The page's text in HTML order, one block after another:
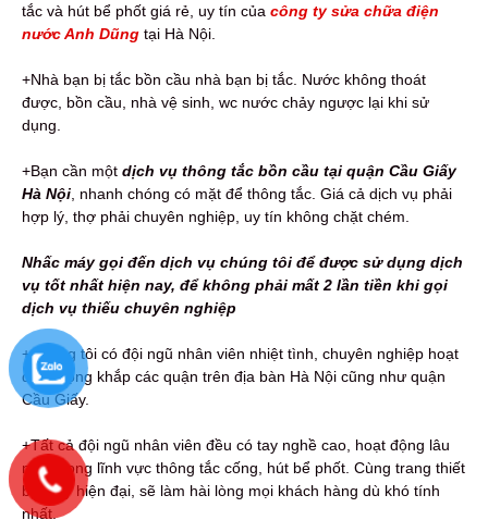
tắc và hút bể phốt giá rẻ, uy tín của công ty sửa chữa điện
nước Anh Dũng tại Hà Nội.
+Nhà bạn bị tắc bồn cầu nhà bạn bị tắc. Nước không thoát
được, bồn cầu, nhà vệ sinh, wc nước chảy ngược lại khi sử
dụng.
+Bạn cần một dịch vụ thông tắc bồn cầu tại quận Cầu Giấy
Hà Nội , nhanh chóng có mặt để thông tắc. Giá cả dịch vụ phải
hợp lý, thợ phải chuyên nghiệp, uy tín không chặt chém.
Nhấc máy gọi đến dịch vụ chúng tôi để được sử dụng dịch
vụ tốt nhất hiện nay, để không phải mất 2 lần tiền khi gọi
dịch vụ thiếu chuyên nghiệp
+Chúng tôi có đội ngũ nhân viên nhiệt tình, chuyên nghiệp hoạt
động rộng khắp các quận trên địa bàn Hà Nội cũng như quận
Cầu Giấy.
+Tất cả đội ngũ nhân viên đều có tay nghề cao, hoạt động lâu
năm trong lĩnh vực thông tắc cống, hút bể phốt. Cùng trang thiết
bị, máy hiện đại, sẽ làm hài lòng mọi khách hàng dù khó tính
nhất.